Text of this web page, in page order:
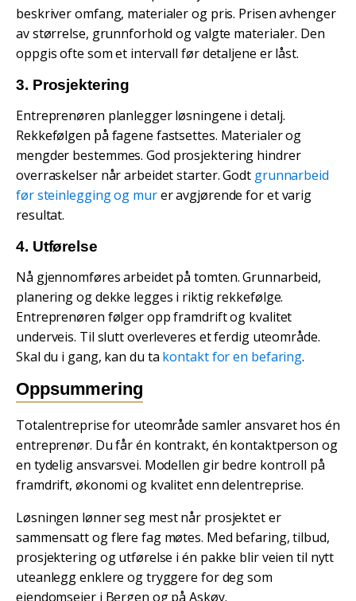
beskriver omfang, materialer og pris. Prisen avhenger
av størrelse, grunnforhold og valgte materialer. Den
oppgis ofte som et intervall før detaljene er låst.
3. Prosjektering
Entreprenøren planlegger løsningene i detalj.
Rekkefølgen på fagene fastsettes. Materialer og
mengder bestemmes. God prosjektering hindrer
overraskelser når arbeidet starter. Godt grunnarbeid
før steinlegging og murer avgjørende for et varig
resultat.
4. Utførelse
Nå gjennomføres arbeidet på tomten. Grunnarbeid,
planering og dekke legges i riktig rekkefølge.
Entreprenøren følger opp framdrift og kvalitet
underveis. Til slutt overleveres et ferdig uteområde.
Skal du i gang, kan du ta kontakt for en befaring.
Oppsummering
Totalentreprise for uteområde samler ansvaret hos én
entreprenør. Du får én kontrakt, én kontaktperson og
en tydelig ansvarsvei. Modellen gir bedre kontroll på
framdrift, økonomi og kvalitet enn delentreprise.
Løsningen lønner seg mest når prosjektet er
sammensatt og flere fag møtes. Med befaring, tilbud,
prosjektering og utførelse i én pakke blir veien til nytt
uteanlegg enklere og tryggere for deg som
eiendomseier i Bergen og på Askøy.